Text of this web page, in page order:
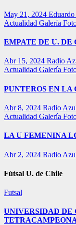
May 21, 2024 Eduardo
Actualidad Galería
EMPATE DE U. DE
Abr 15, 2024 Radio
Actualidad Galería
PUNTEROS EN
Abr 8, 2024 Radio
Actualidad Galería
LA U FEMENINA
Abr 2, 2024 Radio
Fútsal U. de Chile
Futsal
UNIVERSIDAD DE